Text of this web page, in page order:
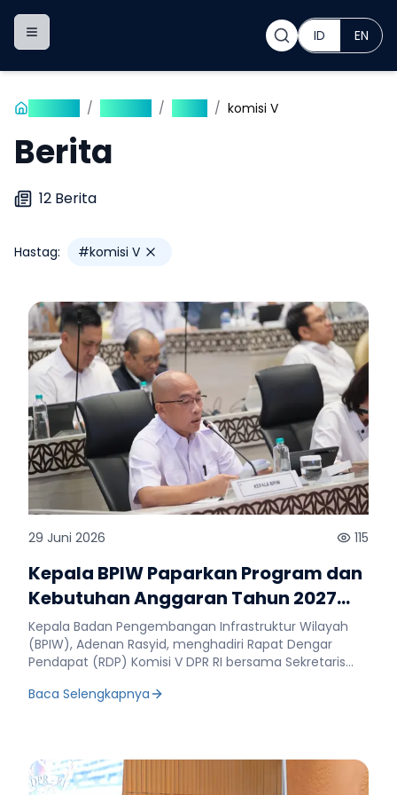
Toggle navigation menu ID EN
/ / / komisi V
Berita
12 Berita
Hastag: #komisi V
29 Juni 2026 115
Kepala BPIW Paparkan Program dan
Kebutuhan Anggaran Tahun 2027
dalam RDP Komisi V DPR RI
Kepala Badan Pengembangan Infrastruktur Wilayah
(BPIW), Adenan Rasyid, menghadiri Rapat Dengar
Pendapat (RDP) Komisi V DPR RI bersama Sekretaris
Pengembangan Sumber Daya Manusia (BPSDM)
Rencana Kerja dan Anggaran Kementerian/Lembaga
(RKA-K/L) serta Rencana Kerja Pemerintah (RKP)
Baca Selengkapnya